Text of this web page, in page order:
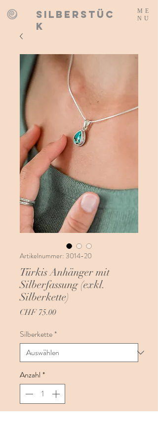
SILBERSTÜC
K
ME
NU
Artikelnummer: 3014-20
Türkis Anhänger mit
Silberfassung (exkl.
Silberkette)
CHF 75.00Preis
Silberkette*
Anzahl *